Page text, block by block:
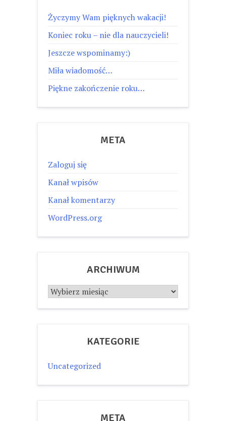
Życzymy Wam pięknych wakacji!
Koniec roku – nie dla nauczycieli!
Jeszcze wspominamy:)
Miła wiadomość…
Piękne zakończenie roku…
META
Zaloguj się
Kanał wpisów
Kanał komentarzy
WordPress.org
ARCHIWUM
Archiwum
KATEGORIE
Uncategorized
META